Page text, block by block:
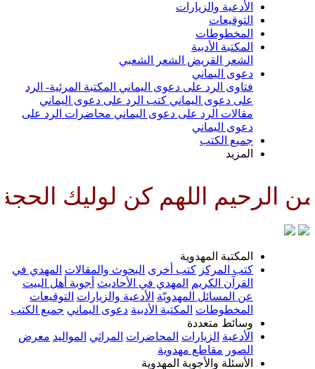
والزيارات
الأدبية
الشعر الشعبي
اليماني
الرد على دعوى اليماني المكتبة المرئية- الرد
دعوى اليماني كتب الرد على دعوى اليماني
الرد على دعوى اليماني محاضرات الرد على
كن لوليك الحجة بن
المهدوية
كتب أخرى البحوث والمقالات المهدي في
المهدي في الأحاديث أجوبة أهل البيت
المسائل المهدويّة الأدعية والزيارات التوقيعات
المكتبة الأدبية دعوى اليماني جميع الكتب
متعددة
الزيارات المحاضرات المراثي المواليد معرض
مقاطع مهدوية
والأجوبة المهدوية